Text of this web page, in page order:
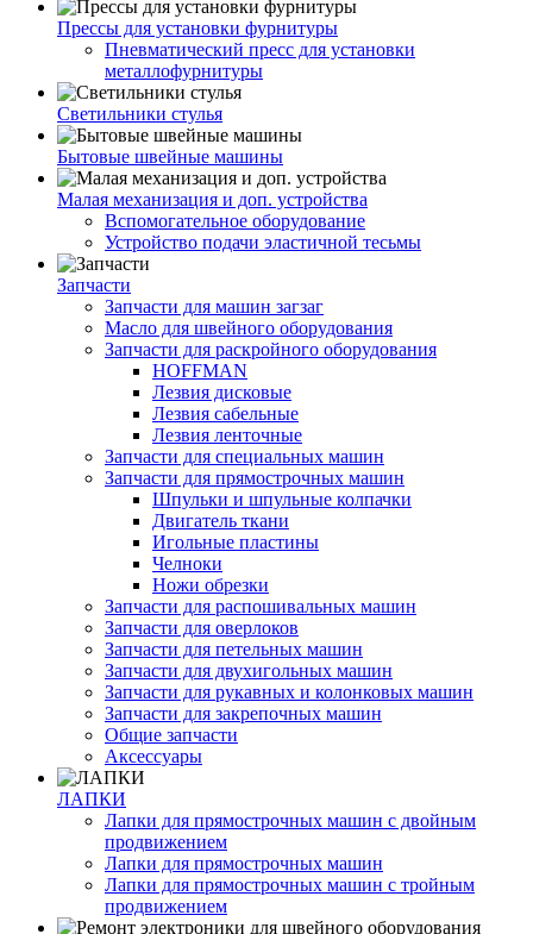
Прессы для установки фурнитуры
Пневматический пресс для установки
металлофурнитуры
Светильники стулья
Бытовые швейные машины
Малая механизация и доп. устройства
Вспомогательное оборудование
Устройство подачи эластичной тесьмы
Запчасти
Запчасти для машин загзаг
Масло для швейного оборудования
Запчасти для раскройного оборудования
HOFFMAN
Лезвия дисковые
Лезвия сабельные
Лезвия ленточные
Запчасти для специальных машин
Запчасти для прямострочных машин
Шпульки и шпульные колпачки
Двигатель ткани
Игольные пластины
Челноки
Ножи обрезки
Запчасти для распошивальных машин
Запчасти для оверлоков
Запчасти для петельных машин
Запчасти для двухигольных машин
Запчасти для рукавных и колонковых машин
Запчасти для закрепочных машин
Общие запчасти
Аксессуары
ЛАПКИ
Лапки для прямострочных машин с двойным
продвижением
Лапки для прямострочных машин
Лапки для прямострочных машин с тройным
продвижением